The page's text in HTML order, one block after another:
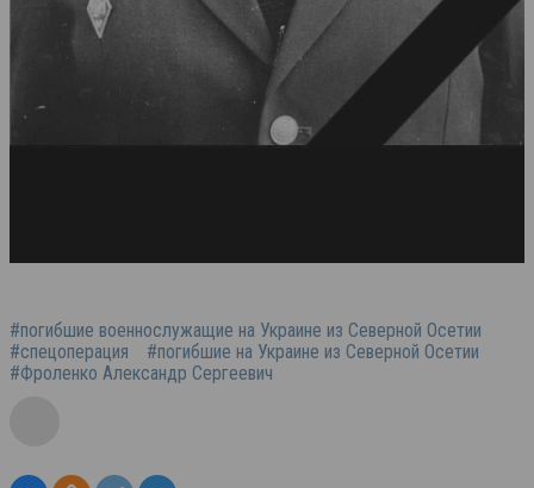
#погибшие военнослужащие на Украине из Северной Осетии
#спецоперация
#погибшие на Украине из Северной Осетии
#Фроленко Александр Сергеевич